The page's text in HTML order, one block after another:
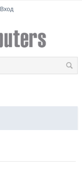
Вход